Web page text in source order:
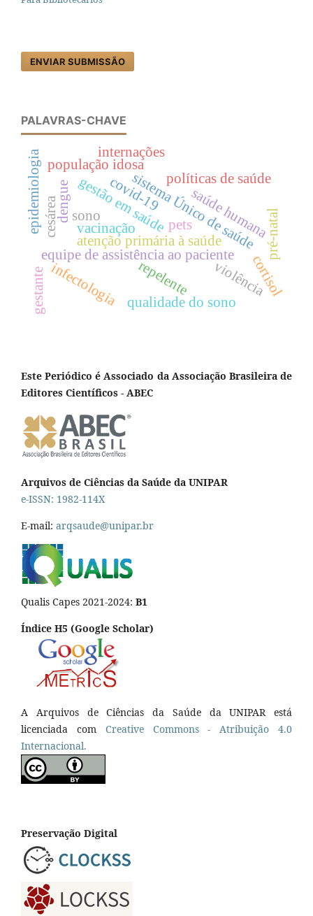
ENVIAR SUBMISSÃO
PALAVRAS-CHAVE
equipe de assistência ao paciente
atenção primária à saúde
sistema Único de saúde
políticas de saúde
gestão em saúde
vacinação
covid-19
população idosa
infectologia
sono
repelente
saúde humanapré-natal
violência
epidemiologia dengue
internações
qualidade do sono
cortisol
pets
cesárea
gestante
Este Periódico é Associado da Associação Brasileira de
Editores Científicos - ABEC
Arquivos de Ciências da Saúde da UNIPAR
e-ISSN: 1982-114X
E-mail: arqsaude@unipar.br
Qualis Capes 2021-2024: B1
Índice H5 (Google Scholar)
A Arquivos de Ciências da Saúde da UNIPAR está
licenciada com Creative Commons - Atribuição 4.0
Internacional.
Preservação Digital